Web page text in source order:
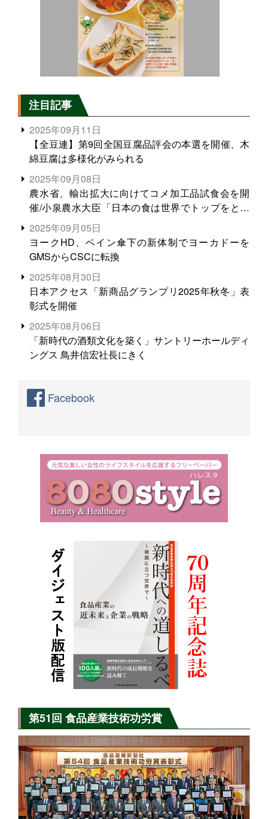
注目記事
2025年09月11日
【全豆連】第9回全国豆腐品評会の本選を開催、木
綿豆腐は多様化がみられる
2025年09月08日
農水省、輸出拡大に向けてコメ加工品試食会を開
催/小泉農水大臣「日本の食は世界でトップをとれ
る。米増産に向けて、米輸出需要の拡大を」
2025年09月05日
ヨークHD、ベイン傘下の新体制でヨーカドーを
GMSからCSCに転換
2025年08月30日
日本アクセス「新商品グランプリ2025年秋冬」表
彰式を開催
2025年08月06日
「新時代の酒類文化を築く」サントリーホールディ
ングス 鳥井信宏社長にきく
Facebook
第51回 食品産業技術功労賞